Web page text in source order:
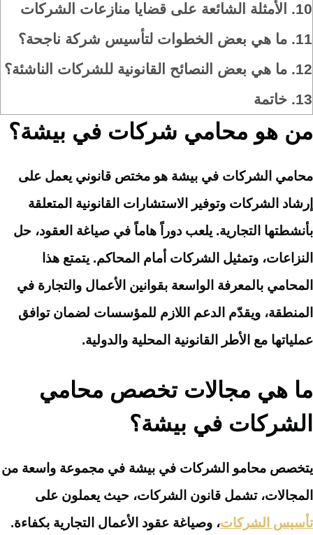
10.
الأمثلة الشائعة على قضايا منازعات الشركات
11. ما هي بعض الخطوات لتأسيس شركة ناجحة؟
12. ما هي بعض النصائح القانونية للشركات الناشئة؟
13. خاتمة
من هو محامي شركات في بيشة؟
محامي الشركات في بيشة هو مختص قانوني يعمل على
إرشاد الشركات وتوفير الاستشارات القانونية المتعلقة
بأنشطتها التجارية. يلعب دوراً هاماً في صياغة العقود، حل
النزاعات، وتمثيل الشركات أمام المحاكم. يتمتع هذا
المحامي بالمعرفة الواسعة بقوانين الأعمال والتجارة في
المنطقة، ويقدّم الدعم اللازم للمؤسسات لضمان توافق
عملياتها مع الأطر القانونية المحلية والدولية.
ما هي مجالات تخصص محامي
الشركات في بيشة؟
يتخصص محامو الشركات في بيشة في مجموعة واسعة من
المجالات، تشمل قانون الشركات، حيث يعملون على
تأسيس الشركات، وصياغة عقود الأعمال التجارية بكفاءة.